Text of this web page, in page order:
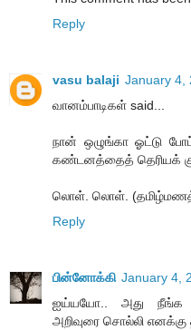
Reply
vasu balaji January 4,
வானம்பாடிகள் said...
நான் ஒழுங்கா ஓட்டு
கண்டனத்தைத் தெரியக்
லொள். லொள்.
Reply
பின்னோக்கி January 4,
ஐய்யயோ.. அது நீங்க
அறிவுரை சொல்லி எனக்கு